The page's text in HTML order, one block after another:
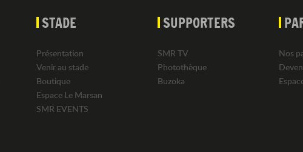
STADE
Présentation
Venir au stade
Boutique
Espace Le Marsan
SMR EVENTS
SUPPORTERS
SMR TV
Photothèque
Buzoka
Nos